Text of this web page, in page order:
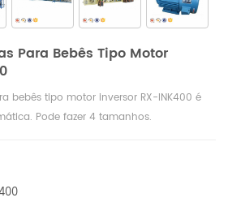
Para Bebês Tipo Motor
bebês tipo motor inversor RX-INK400 é
Pode fazer 4 tamanhos.